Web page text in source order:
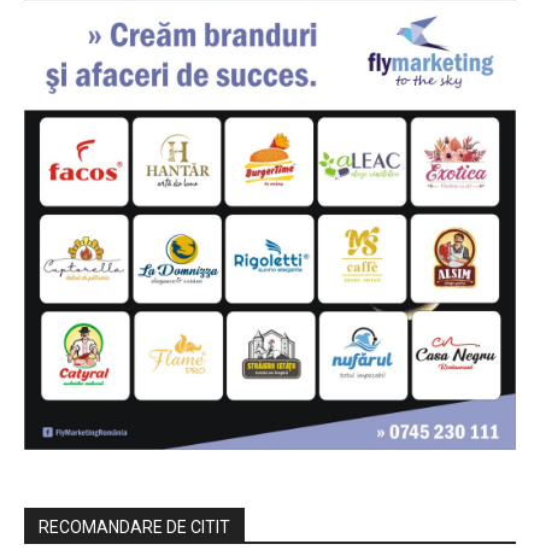
RECOMANDARE DE CITIT